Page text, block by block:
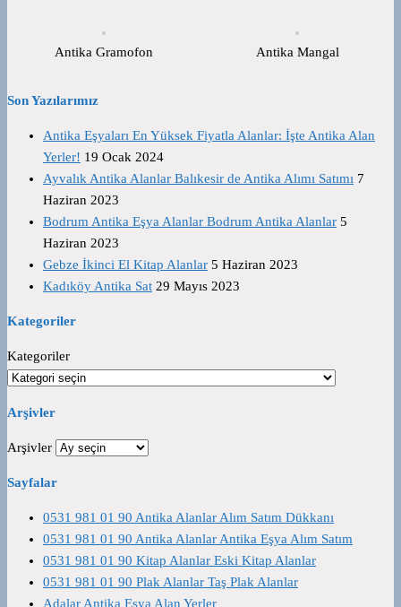
Antika Gramofon Antika Mangal
Son Yazılarımız
Antika Eşyaları En Yüksek Fiyatla Alanlar: İşte Antika Alan
Yerler! 19 Ocak 2024
Ayvalık Antika Alanlar Balıkesir de Antika Alımı Satımı 7
Haziran 2023
Bodrum Antika Eşya Alanlar Bodrum Antika Alanlar 5
Haziran 2023
Gebze İkinci El Kitap Alanlar 5 Haziran 2023
Kadıköy Antika Sat 29 Mayıs 2023
Kategoriler
Kategoriler
Arşivler
Arşivler
Sayfalar
0531 981 01 90 Antika Alanlar Alım Satım Dükkanı
0531 981 01 90 Antika Alanlar Antika Eşya Alım Satım
0531 981 01 90 Kitap Alanlar Eski Kitap Alanlar
0531 981 01 90 Plak Alanlar Taş Plak Alanlar
Adalar Antika Eşya Alan Yerler